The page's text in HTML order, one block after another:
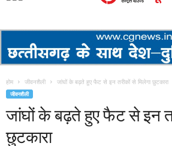
होम जीवनशैली जांघों के बढ़ते हुए फैट से इन तरीकों से मिलेगा छुटकारा
जीवनशैली
जांघों के बढ़ते हुए फैट से इन
छुटकारा